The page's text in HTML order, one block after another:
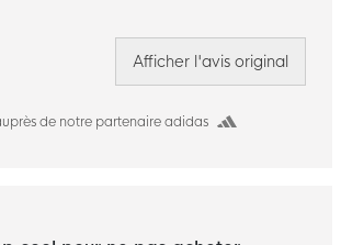
de notre partenaire adidas
Afficher l'avis original